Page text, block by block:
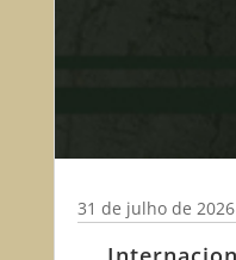
31 de julho de 2026